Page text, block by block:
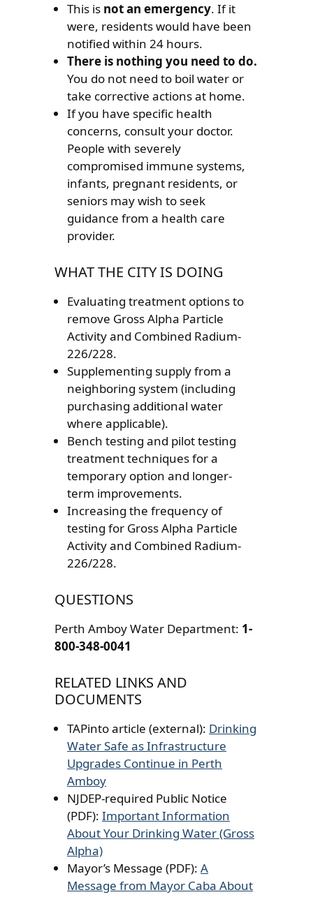
This is not an emergency. If it
were, residents would have been
notified within 24 hours.
There is nothing you need to do.
You do not need to boil water or
take corrective actions at home.
If you have specific health
concerns, consult your doctor.
People with severely
compromised immune systems,
infants, pregnant residents, or
seniors may wish to seek
guidance from a health care
provider.
WHAT THE CITY IS DOING
Evaluating treatment options to
remove Gross Alpha Particle
Activity and Combined Radium-
226/228.
Supplementing supply from a
neighboring system (including
purchasing additional water
where applicable).
Bench testing and pilot testing
treatment techniques for a
temporary option and longer-
term improvements.
Increasing the frequency of
testing for Gross Alpha Particle
Activity and Combined Radium-
226/228.
QUESTIONS
Perth Amboy Water Department: 1-
800-348-0041
RELATED LINKS AND
DOCUMENTS
TAPinto article (external): Drinking
Water Safe as Infrastructure
Upgrades Continue in Perth
Amboy
NJDEP-required Public Notice
(PDF):Important Information
About Your Drinking Water (Gross
Alpha)
Mayor’s Message (PDF):A
Message from Mayor Caba About